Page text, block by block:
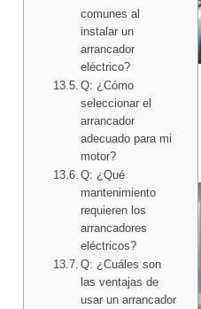
comunes al
instalar un
arrancador
eléctrico?
Q: ¿Cómo
seleccionar el
arrancador
adecuado para mi
motor?
Q: ¿Qué
mantenimiento
requieren los
arrancadores
eléctricos?
Q: ¿Cuáles son
las ventajas de
usar un arrancador